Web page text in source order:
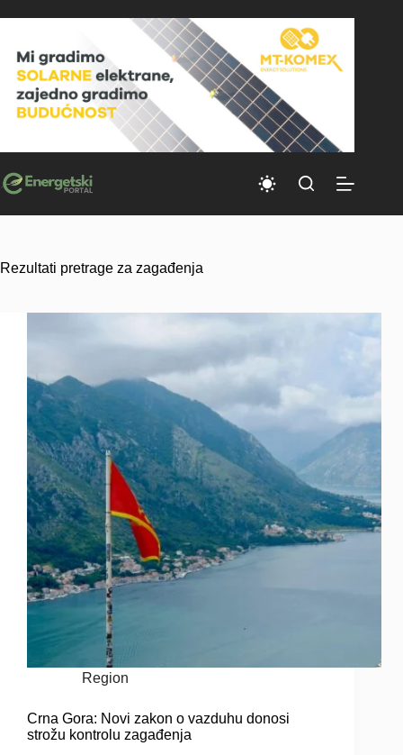
to
Rezultati pretrage za zagađenja
Region
Crna Gora: Novi zakon o vazduhu donosi
strožu kontrolu zagađenja